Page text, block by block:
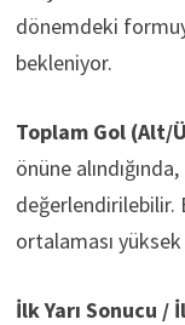
dönemdeki
bekleniyor.
Toplam Gol (Alt/
önüne
değerlendirilebilir.
ortalaması
İlk Yarı Sonucu /